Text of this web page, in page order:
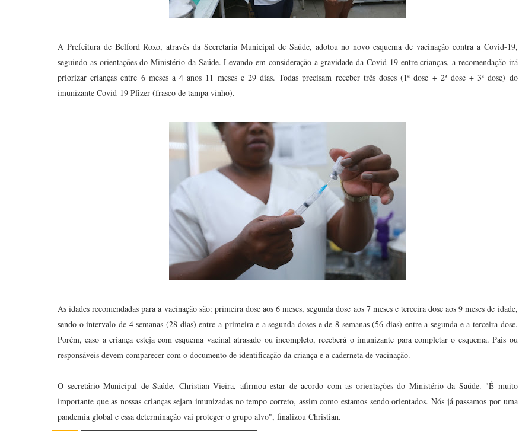
A Prefeitura de Belford Roxo, através da Secretaria Municipal de Saúde, adotou no novo esquema de vacinação contra a Covid-19,
seguindo as orientações do Ministério da Saúde. Levando em consideração a gravidade da Covid-19 entre crianças, a recomendação irá
priorizar crianças entre 6 meses a 4 anos 11 meses e 29 dias. Todas precisam receber três doses (1ª dose + 2ª dose + 3ª dose) do
imunizante Covid-19 Pfizer (frasco de tampa vinho).
As idades recomendadas para a vacinação são: primeira dose aos 6 meses, segunda dose aos 7 meses e terceira dose aos 9 meses de idade,
sendo o intervalo de 4 semanas (28 dias) entre a primeira e a segunda doses e de 8 semanas (56 dias) entre a segunda e a terceira dose.
Porém, caso a criança esteja com esquema vacinal atrasado ou incompleto, receberá o imunizante para completar o esquema. Pais ou
responsáveis devem comparecer com o documento de identificação da criança e a caderneta de vacinação.
O secretário Municipal de Saúde, Christian Vieira, afirmou estar de acordo com as orientações do Ministério da Saúde. "É muito
importante que as nossas crianças sejam imunizadas no tempo correto, assim como estamos sendo orientados. Nós já passamos por uma
pandemia global e essa determinação vai proteger o grupo alvo", finalizou Christian.